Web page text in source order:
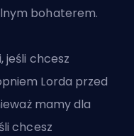
bohaterem.
jeśli chcesz
Lorda przed
mamy dla
chcesz